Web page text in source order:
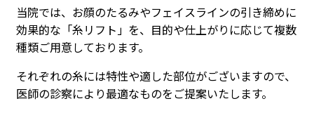
当院では、お顔のたるみやフェイスラインの引き締めに
効果的な「糸リフト」を、目的や仕上がりに応じて複数
種類ご用意しております。
それぞれの糸には特性や適した部位がございますので、
医師の診察により最適なものをご提案いたします。